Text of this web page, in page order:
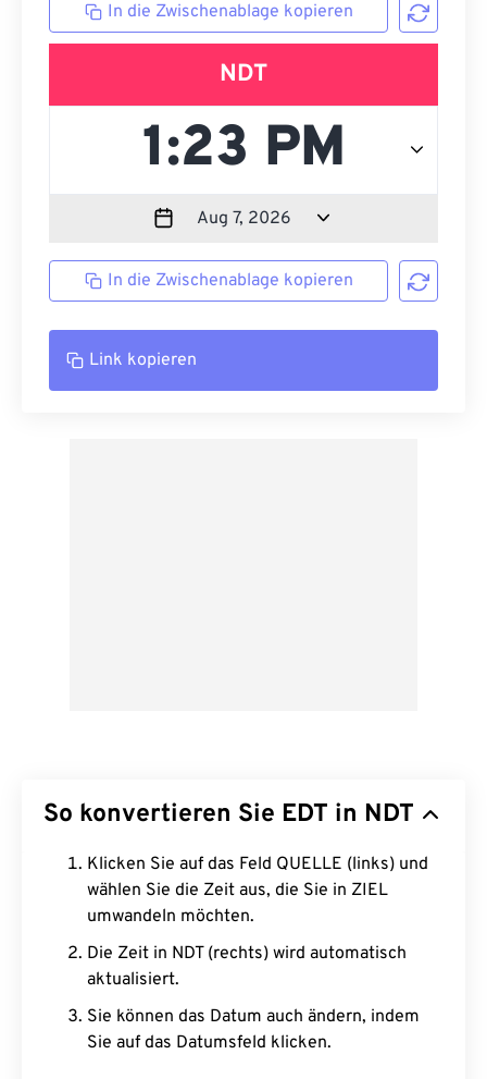
In die Zwischenablage kopieren
NDT
In die Zwischenablage kopieren
Link kopieren
So konvertieren Sie EDT in NDT
Klicken Sie auf das Feld QUELLE (links) und
wählen Sie die Zeit aus, die Sie in ZIEL
umwandeln möchten.
Die Zeit in NDT (rechts) wird automatisch
aktualisiert.
Sie können das Datum auch ändern, indem
Sie auf das Datumsfeld klicken.